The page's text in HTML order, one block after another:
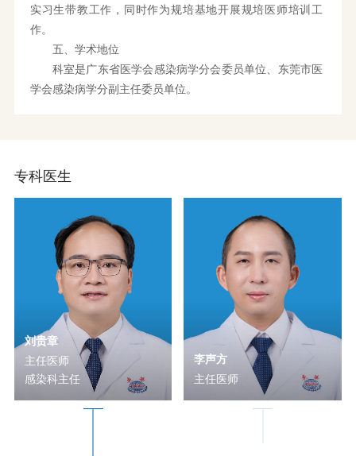
实习生带教工作，同时作为规培基地开展规培医师培训工
作。
五、学术地位
科室是广东省医学会感染病学分会委员单位、东莞市医
学会感染病学分副主任委员单位。
专科医生
刘贵章
主任医师
感染科主任
李声方
主任医师